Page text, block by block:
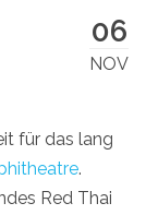
06
NOV
für das lang
.
Red Thai